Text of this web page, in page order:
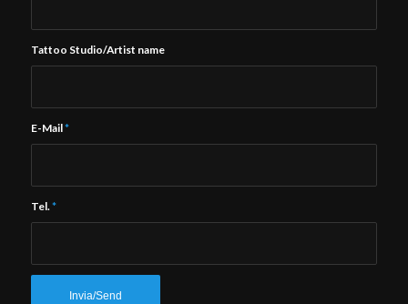
Tattoo Studio/Artist name
E-Mail*
Tel.*